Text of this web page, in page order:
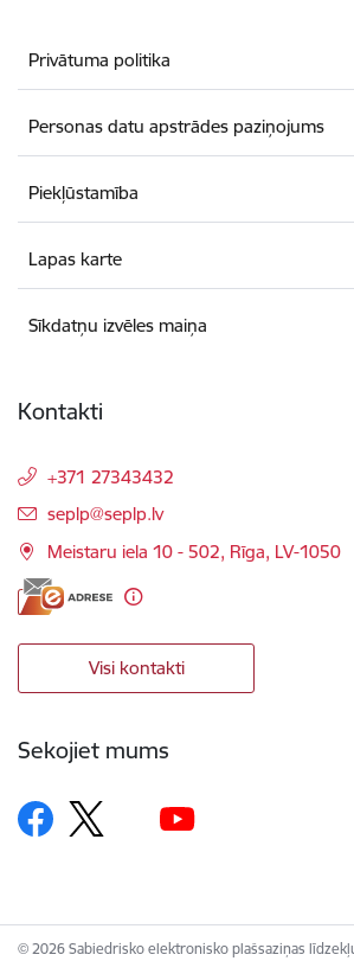
Privātuma politika
Personas datu apstrādes paziņojums
Piekļūstamība
Lapas karte
Sīkdatņu izvēles maiņa
Kontakti
+371 27343432
E-pasts:
seplp@seplp.lv
Meistaru iela 10 - 502, Rīga, LV-1050
Visi kontakti
Sekojiet mums
© 2026 Sabiedrisko elektronisko plašsaziņas